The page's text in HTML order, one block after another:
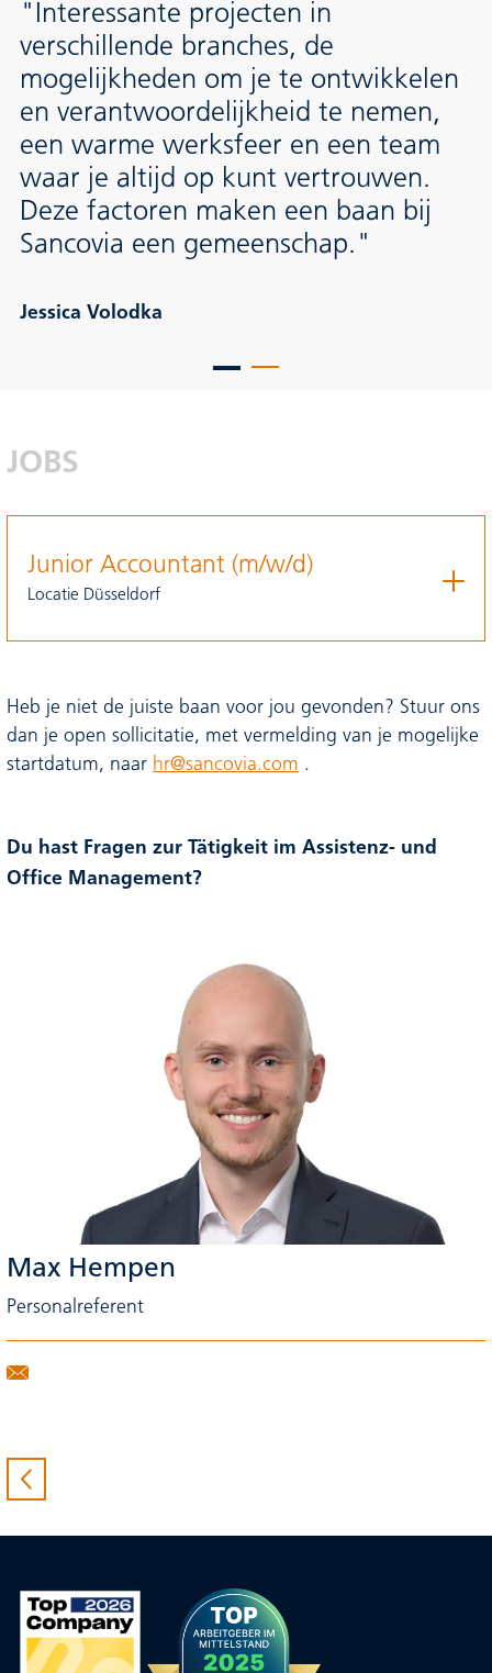
"Interessante projecten in
verschillende branches, de
mogelijkheden om je te ontwikkelen
en verantwoordelijkheid te nemen,
een warme werksfeer en een team
waar je altijd op kunt vertrouwen.
Deze factoren maken een baan bij
Sancovia een gemeenschap."
Jessica Volodka
JOBS
Junior Accountant (m/w/d)
Locatie Düsseldorf
Heb je niet de juiste baan voor jou gevonden? Stuur ons
dan je open sollicitatie, met vermelding van je mogelijke
startdatum, naar hr@sancovia.com .
Du hast Fragen zur Tätigkeit im Assistenz- und
Office Management?
Max Hempen
Personalreferent